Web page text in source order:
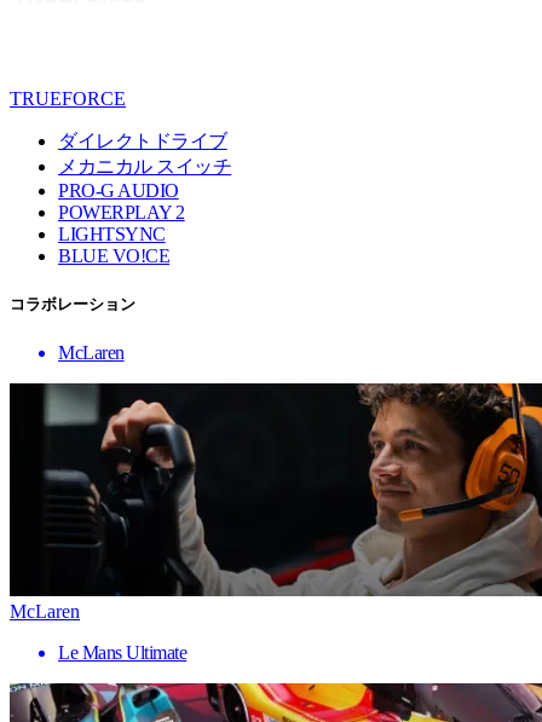
TRUEFORCE
ダイレクトドライブ
メカニカル スイッチ
PRO-G AUDIO
POWERPLAY 2
LIGHTSYNC
BLUE VO!CE
コラボレーション
McLaren
McLaren
Le Mans Ultimate